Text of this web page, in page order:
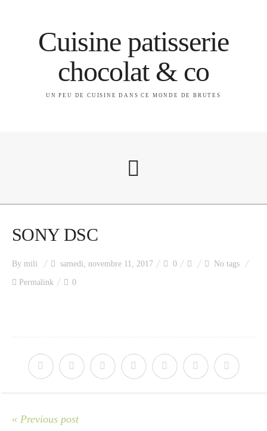
Cuisine patisserie
chocolat & co
UN PEU DE CUISINE DANS CE MONDE DE BRUTES
Index des recettes
Apéro
SONY DSC
By mili samedi, novembre 11, 2017 0 No tags
Permalink 0
« Previous post